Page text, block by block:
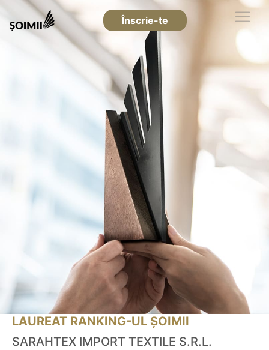
Înscrie-te
LAUREAT RANKING-UL ȘOIMII
SARAHTEX IMPORT TEXTILE S.R.L.